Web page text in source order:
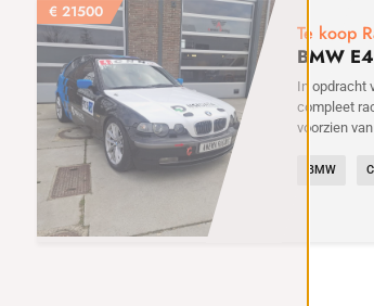
€ 21500
Te koop
BMW
MOTOR
In opdracht
compleet
voorzien
BMW